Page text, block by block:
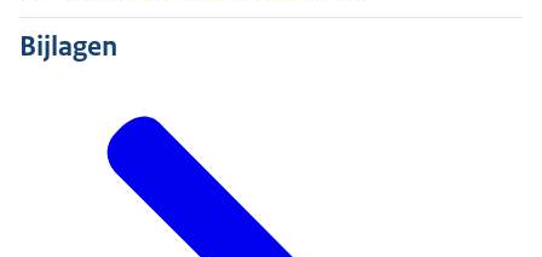
Bijlagen